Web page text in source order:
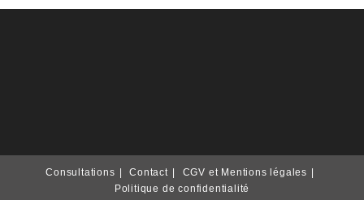
Consultations Contact
CGV et Mentions légales
Politique de confidentialité